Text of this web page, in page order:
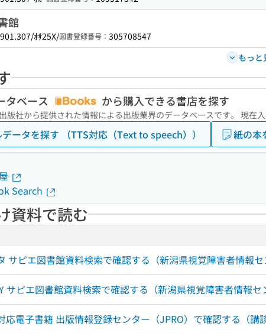
館
901.307/ｵｻ25X/図書登録番号： 305708547
もっと
タベース から購入できる書店を探す
版社から提供された情報による出版業界のデータベースです。 現在
ータを探す （TTS対応（Text to speech）） 紙の本
Search
資料で読む
サピエ図書館資料検索で確認する（新潟県視覚障害者情報セ
サピエ図書館資料検索で確認する（新潟県視覚障害者情報セ
応電子書籍 出版情報登録センター（JPRO）で確認する（講談